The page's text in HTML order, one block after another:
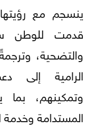
ينسجم مع
قدمت للوطن
والتضحية،
الرامية إلى
وتمكينهم،
المستدامة